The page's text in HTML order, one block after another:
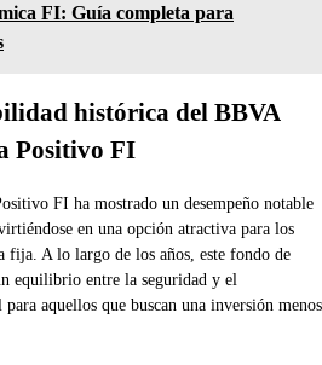
FI: Guía completa para
histórica del BBVA
Positivo FI
FI ha mostrado un desempeño notable
en una opción atractiva para los
fija. A lo largo de los años, este fondo de
equilibrio entre la seguridad y el
aquellos que buscan una inversión menos